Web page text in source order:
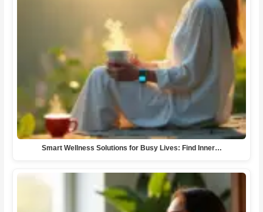
Smart Wellness Solutions for Busy Lives: Find Inner…